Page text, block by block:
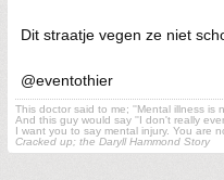
Dit straatje vegen ze niet
@eventothier
This doctor said to me; ''Mental illness is
And this guy would say ''I don't really
I want you to say mental injury. You are
Cracked up; the Daryll Hammond Story